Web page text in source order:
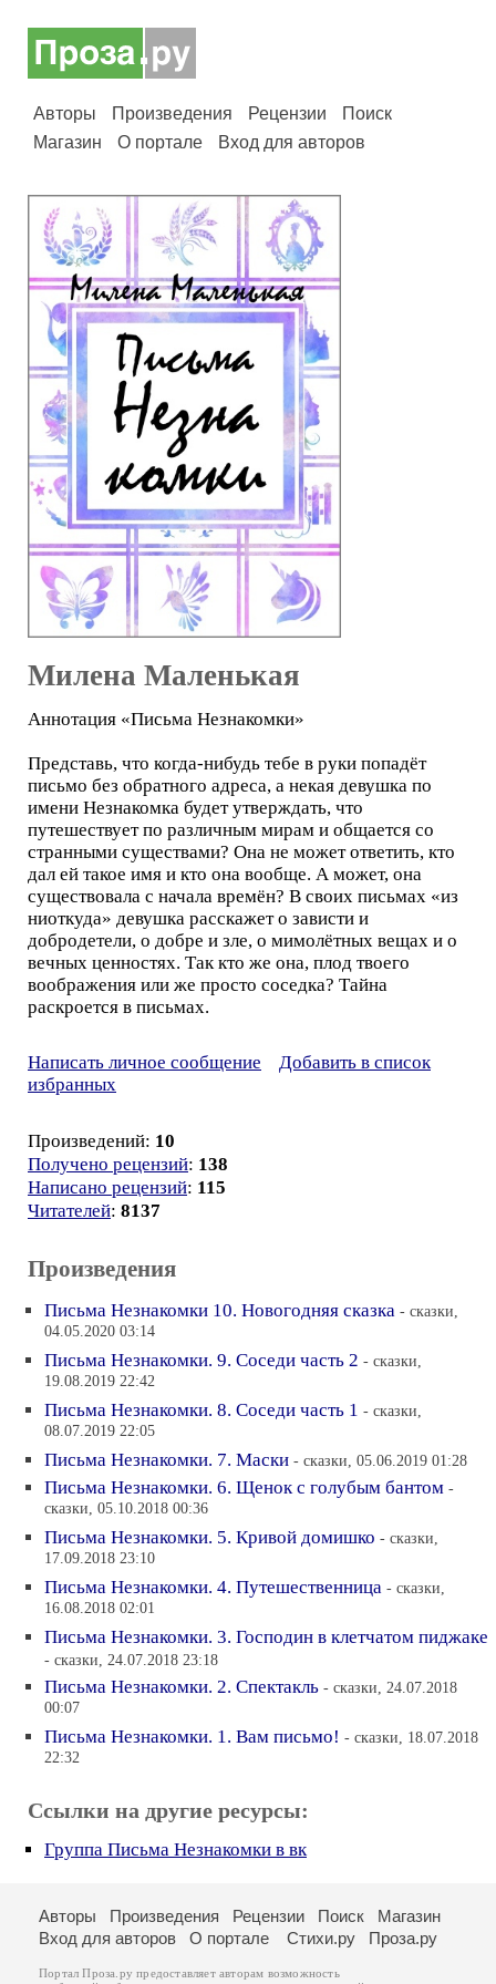
Авторы Произведения Рецензии
Поиск
Магазин
О портале Вход для авторов
Милена Маленькая
Аннотация «Письма Незнакомки»
Представь, что когда-нибудь тебе в руки попадёт
письмо без обратного адреса, а некая девушка по
имени Незнакомка будет утверждать, что
путешествует по различным мирам и общается со
странными существами? Она не может ответить, кто
дал ей такое имя и кто она вообще. А может, она
существовала с начала времён? В своих письмах «из
ниоткуда» девушка расскажет о зависти и
добродетели, о добре и зле, о мимолётных вещах и о
вечных ценностях. Так кто же она, плод твоего
воображения или же просто соседка? Тайна
раскроется в письмах.
Написать личное сообщение
Добавить в список
избранных
Произведений: 10
Получено рецензий: 138
Написано рецензий: 115
Читателей: 8137
Произведения
Письма Незнакомки 10. Новогодняя сказка - сказки,
04.05.2020 03:14
Письма Незнакомки. 9. Соседи часть 2 - сказки,
19.08.2019 22:42
Письма Незнакомки. 8. Соседи часть 1 - сказки,
08.07.2019 22:05
Письма Незнакомки. 7. Маски - сказки, 05.06.2019 01:28
Письма Незнакомки. 6. Щенок с голубым бантом -
сказки, 05.10.2018 00:36
Письма Незнакомки. 5. Кривой домишко - сказки,
17.09.2018 23:10
Письма Незнакомки. 4. Путешественница - сказки,
16.08.2018 02:01
Письма Незнакомки. 3. Господин в клетчатом пиджаке
- сказки, 24.07.2018 23:18
Письма Незнакомки. 2. Спектакль - сказки, 24.07.2018
00:07
Письма Незнакомки. 1. Вам письмо! - сказки, 18.07.2018
22:32
Ссылки на другие ресурсы:
Группа Письма Незнакомки в вк
Авторы Произведения Рецензии Поиск
Магазин
Вход для авторов
О портале Стихи.ру Проза.ру
Портал Проза.ру предоставляет авторам возможность